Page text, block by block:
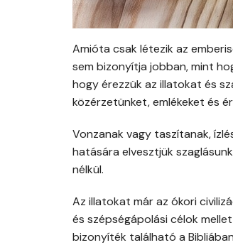
Amióta csak létezik az
sem bizonyítja jobban, mint
hogy érezzük az illatokat és
közérzetünket, emlékeket és
Vonzanak vagy taszítanak,
hatására elvesztjük
nélkül.
Az illatokat már az ókori
és szépségápolási célok
bizonyíték található a